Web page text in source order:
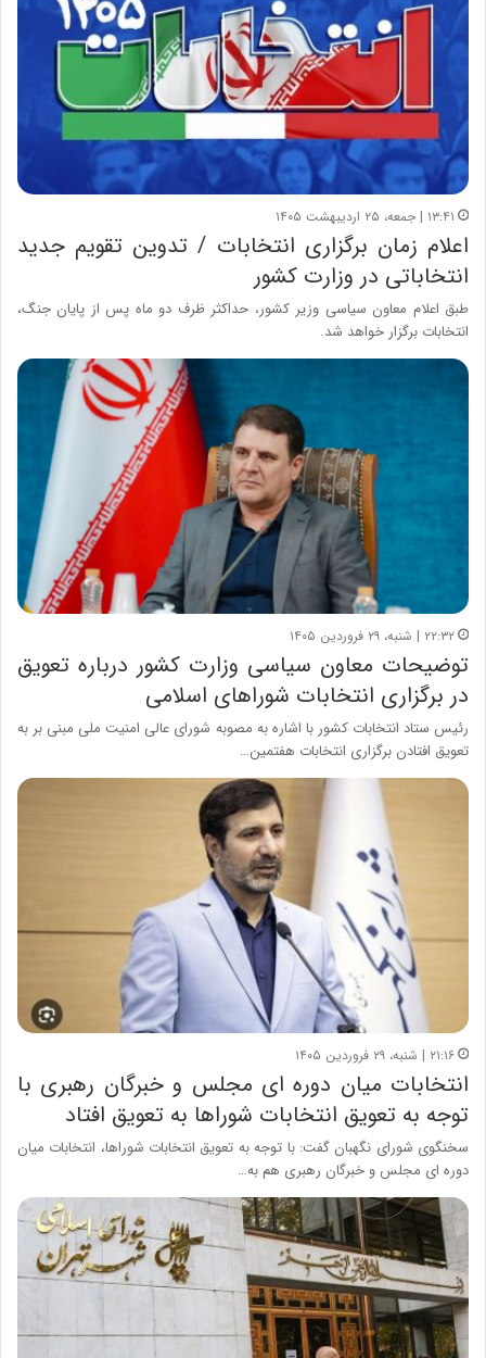
۱۳:۴۱ | جمعه، ۲۵ اردیبهشت ۱۴۰۵
اعلام زمان برگزاری انتخابات / تدوین تقویم جدید
انتخاباتی در وزارت کشور
طبق اعلام معاون سیاسی وزیر کشور، حداکثر ظرف دو ماه پس از پایان جنگ،
انتخابات برگزار خواهد شد.
۲۲:۳۲ | شنبه، ۲۹ فروردین ۱۴۰۵
توضیحات معاون سیاسی وزارت کشور درباره تعویق
در برگزاری انتخابات شوراهای اسلامی
رئیس ستاد انتخابات کشور با اشاره به مصوبه شورای عالی امنیت ملی مبنی بر به
تعویق افتادن برگزاری انتخابات هفتمین…
۲۱:۱۶ | شنبه، ۲۹ فروردین ۱۴۰۵
انتخابات میان دوره ای مجلس و خبرگان رهبری با
توجه به تعویق انتخابات شوراها به تعویق افتاد
سخنگوی شورای نگهبان گفت: با توجه به تعویق انتخابات شوراها، انتخابات میان
دوره ای مجلس و خبرگان رهبری هم به…